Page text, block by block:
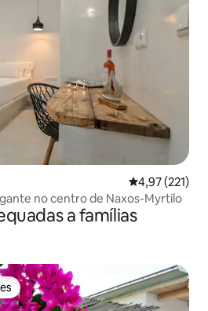
Classificação
4,97 (221)
no centro de Naxos-Myrtilo
a famílias
mais apreciados